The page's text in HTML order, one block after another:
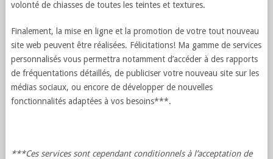
volonté de chiasses de toutes les teintes et textures.
Finalement, la mise en ligne et la promotion de votre tout nouveau
site web peuvent être réalisées. Félicitations! Ma gamme de services
personnalisés vous permettra notamment d’accéder à des rapports
de fréquentations détaillés, de publiciser votre nouveau site sur les
médias sociaux, ou encore de développer de nouvelles
fonctionnalités adaptées à vos besoins***.
***Ces services sont cependant conditionnels à l’acceptation de